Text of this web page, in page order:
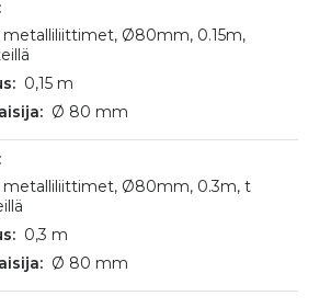
metalliliittimet, Ø80mm, 0.15m,
0,15 m
Ø 80 mm
metalliliittimet, Ø80mm, 0.3m, t
0,3 m
Ø 80 mm